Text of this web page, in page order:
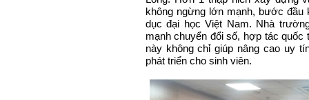
không ngừng lớn mạnh, bước đầu
dục đại học Việt Nam. Nhà
mạnh chuyển đổi số, hợp tác
này không chỉ giúp nâng cao uy
phát triển cho sinh viên.